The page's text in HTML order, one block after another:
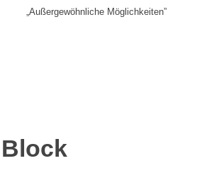
„Außergewöhnliche Möglichkeiten”